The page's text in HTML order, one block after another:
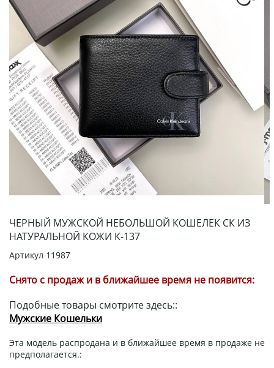
ЧЕРНЫЙ МУЖСКОЙ НЕБОЛЬШОЙ КОШЕЛЕК СК ИЗ
НАТУРАЛЬНОЙ КОЖИ К-137
Артикул 11987
Снято с продаж и в ближайшее время не появится:
Подобные товары смотрите здесь::
Мужские Кошельки
Эта модель распродана и в ближайшее время в продаже не
предполагается.: